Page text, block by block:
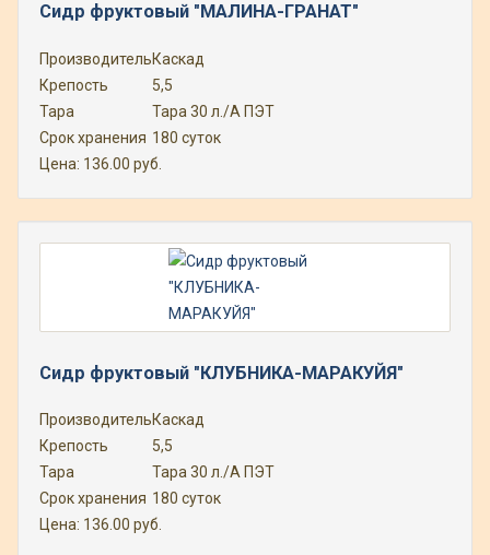
Сидр фруктовый "МАЛИНА-ГРАНАТ"
ПроизводительКаскад
Крепость
5,5
Тара
Тара 30 л./А ПЭТ
Срок хранения 180 суток
Цена: 136.00 руб.
Сидр фруктовый "КЛУБНИКА-МАРАКУЙЯ"
ПроизводительКаскад
Крепость
5,5
Тара
Тара 30 л./А ПЭТ
Срок хранения 180 суток
Цена: 136.00 руб.